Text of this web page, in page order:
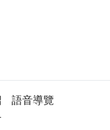
語音導覽